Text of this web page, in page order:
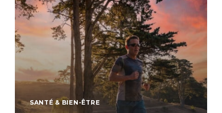
SANTÉ & BIEN-ÊTRE